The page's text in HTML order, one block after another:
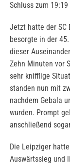
Schluss zum
Jetzt hatte der SC
besorgte in der
dieser
Zehn Minuten vor
sehr knifflige
standen nun mit
nachdem Gebala
wurden. Prompt
anschließend
Die Leipziger
Auswärtssieg und